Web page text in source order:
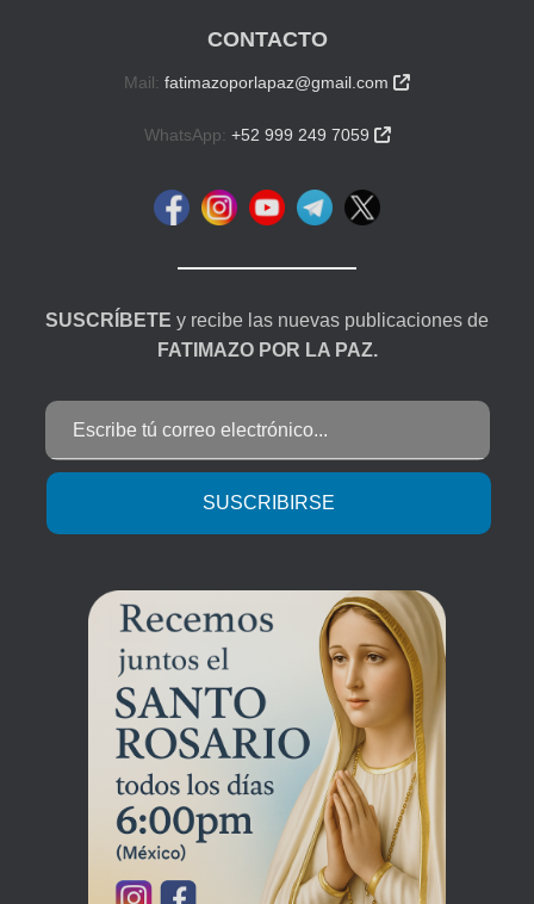
CONTACTO
Mail: fatimazoporlapaz@gmail.com 
WhatsApp: +52 999 249 7059 
SUSCRÍBETE y recibe las nuevas publicaciones de
FATIMAZO POR LA PAZ.
SUSCRIBIRSE